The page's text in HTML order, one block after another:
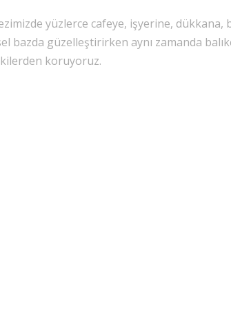
yüzlerce cafeye, işyerine, dükkana,
bazda güzelleştirirken aynı zamanda
koruyoruz.